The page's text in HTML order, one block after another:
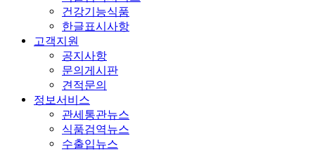
건강기능식품
한글표시사항
고객지원
공지사항
문의게시판
견적문의
정보서비스
관세통관뉴스
식품검역뉴스
수출입뉴스